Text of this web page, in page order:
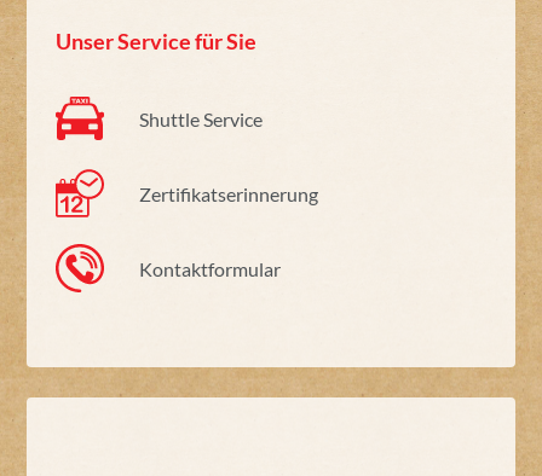
Unser Service für Sie
Shuttle Service
Zertifikatserinnerung
Kontaktformular